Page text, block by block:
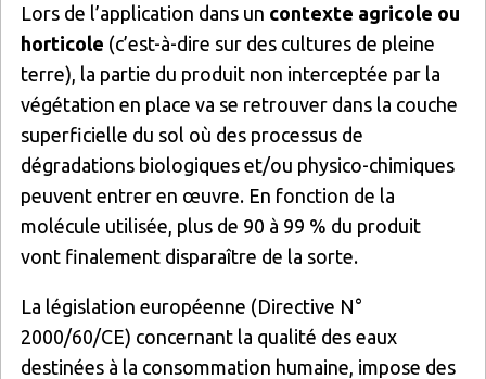
Lors de l’application dans un contexte agricole ou
horticole (c’est-à-dire sur des cultures de pleine
terre), la partie du produit non interceptée par la
végétation en place va se retrouver dans la couche
superficielle du sol où des processus de
dégradations biologiques et/ou physico-chimiques
peuvent entrer en œuvre. En fonction de la
molécule utilisée, plus de 90 à 99 % du produit
vont finalement disparaître de la sorte.
La législation européenne (Directive N°
2000/60/CE) concernant la qualité des eaux
destinées à la consommation humaine, impose des